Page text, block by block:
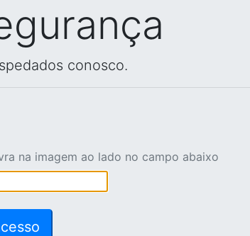
conosco.
na imagem ao lado no campo abaixo